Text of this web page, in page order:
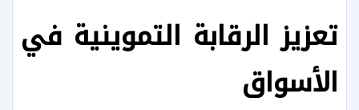
تعزيز الرقابة التموينية في
الأسواق